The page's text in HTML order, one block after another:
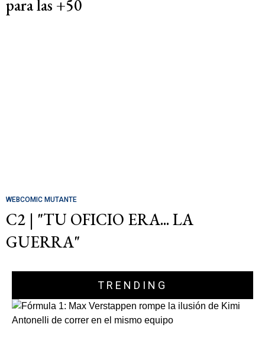
para las +50
WEBCOMIC MUTANTE
C2 | "TU OFICIO ERA... LA
GUERRA"
TRENDING